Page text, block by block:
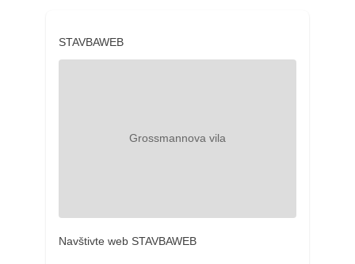
STAVBAWEB
Navštivte web STAVBAWEB